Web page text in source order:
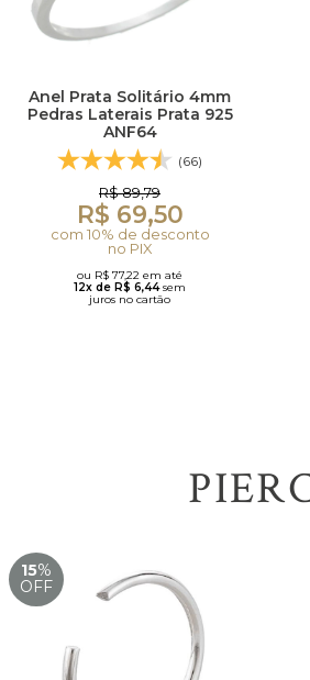
Anel Prata Solitário 4mm
Pedras Laterais Prata 925
ANF64
(66)
R$ 89,79
R$ 69,50
com 10% de desconto
no PIX
ou R$ 77,22 em até
12x de R$ 6,44sem
juros no cartão
15%
OFF